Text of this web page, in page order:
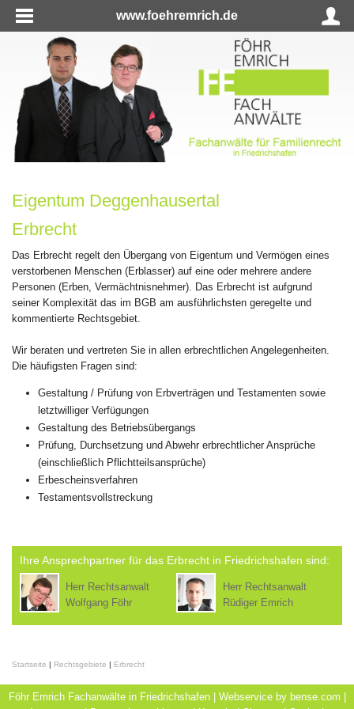
www.foehremrich.de
Eigentum Deggenhausertal
Erbrecht
Das Erbrecht regelt den Übergang von Eigentum und Vermögen eines
verstorbenen Menschen (Erblasser) auf eine oder mehrere andere
Personen (Erben, Vermächtnisnehmer). Das Erbrecht ist aufgrund
seiner Komplexität das im BGB am ausführlichsten geregelte und
kommentierte Rechtsgebiet.
Wir beraten und vertreten Sie in allen erbrechtlichen Angelegenheiten.
Die häufigsten Fragen sind:
Gestaltung / Prüfung von Erbverträgen und Testamenten sowie
letztwilliger Verfügungen
Gestaltung des Betriebsübergangs
Prüfung, Durchsetzung und Abwehr erbrechtlicher Ansprüche
(einschließlich Pflichtteilsansprüche)
Erbescheinsverfahren
Testamentsvollstreckung
Ihre Ansprechpartner für das Erbrecht in Friedrichshafen sind:
Herr Rechtsanwalt
Wolfgang Föhr
Herr Rechtsanwalt
Rüdiger Emrich
Startseite | Rechtsgebiete | Erbrecht
Föhr Emrich Fachanwälte in Friedrichshafen | Webservice by bense.com